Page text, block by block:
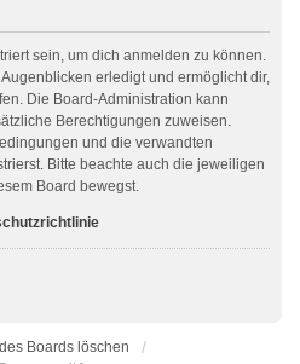
sein, um dich anmelden zu können.
erledigt und ermöglicht dir,
Die Board-Administration kann
Berechtigungen zuweisen.
und die verwandten
Bitte beachte auch die jeweiligen
Board bewegst.
Boards löschen